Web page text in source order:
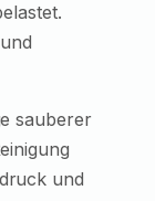
sauberer
und